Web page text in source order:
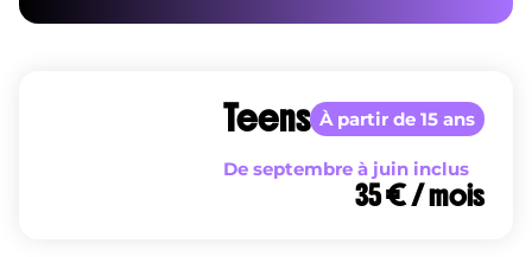
Teens À partir de 15 ans
De septembre à juin inclus
35 € / mois